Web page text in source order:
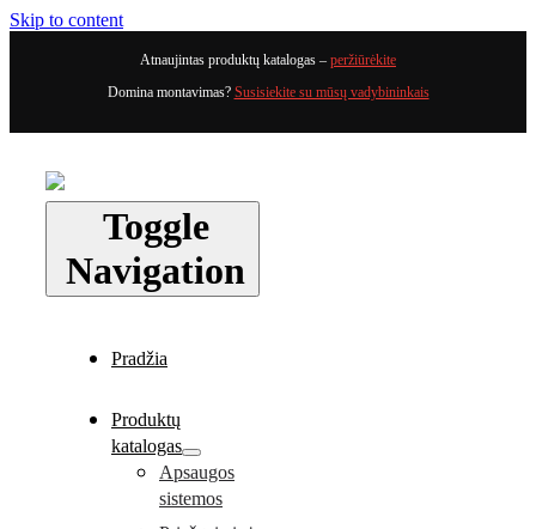
Skip to content
Atnaujintas produktų katalogas – peržiūrėkite
Domina montavimas? Susisiekite su mūsų vadybininkais
Toggle
Navigation
Pradžia
Produktų
katalogas
Apsaugos
sistemos